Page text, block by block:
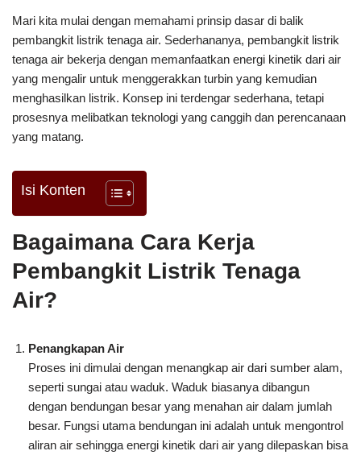
Mari kita mulai dengan memahami prinsip dasar di balik
pembangkit listrik tenaga air. Sederhananya, pembangkit listrik
tenaga air bekerja dengan memanfaatkan energi kinetik dari air
yang mengalir untuk menggerakkan turbin yang kemudian
menghasilkan listrik. Konsep ini terdengar sederhana, tetapi
prosesnya melibatkan teknologi yang canggih dan perencanaan
yang matang.
Isi Konten
Bagaimana Cara Kerja
Pembangkit Listrik Tenaga
Air?
Penangkapan Air
Proses ini dimulai dengan menangkap air dari sumber alam,
seperti sungai atau waduk. Waduk biasanya dibangun
dengan bendungan besar yang menahan air dalam jumlah
besar. Fungsi utama bendungan ini adalah untuk mengontrol
aliran air sehingga energi kinetik dari air yang dilepaskan bisa